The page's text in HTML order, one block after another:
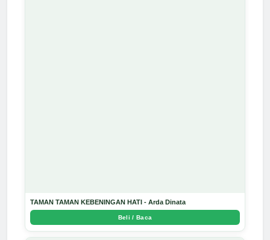
TAMAN TAMAN KEBENINGAN HATI - Arda Dinata
Beli / Baca